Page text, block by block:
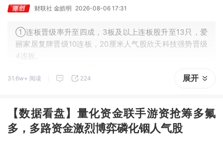
财联社 金皓明 2026-08-06 17:31
①连板晋级率升至四成，3板及以上连板股升至13只，爱
丽家居复牌晋级10连板，20厘米人气股欣天科技强势晋级
4连板。
否延续仍取决于能否持续站稳日线布林中轨线上方。
31.6w+ 阅读 224 展开
【数据看盘】量化资金联手游资抢筹多氟
多，多路资金激烈博弈磷化铟人气股